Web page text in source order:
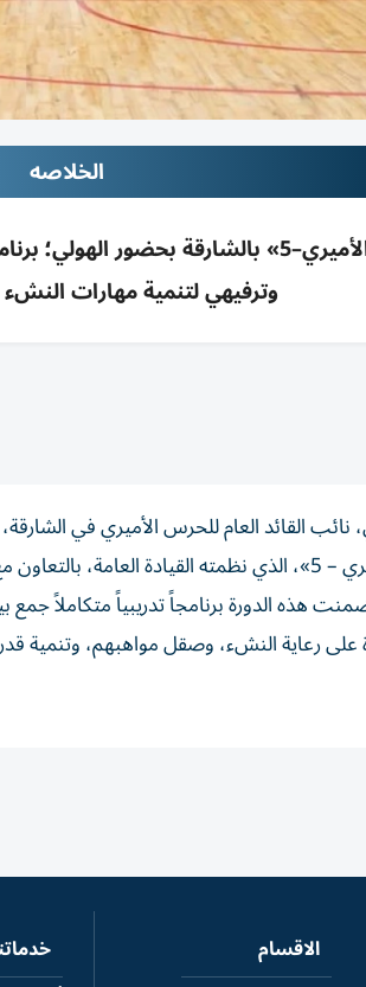
الخلاصه
اختتام «أصدقاء الحرس الأميري–5»
وترفيهي لتنمية مهارات النشء
نائب القائد العام للحرس الأميري في
الصيفي «أصدقاء الحرس الأميري – 5»، الذي نظمته
هذه الدورة برنامجاً تدريبياً متكاملاً جمع
رعاية النشء، وصقل مواهبهم، وتنمية
الاقسام